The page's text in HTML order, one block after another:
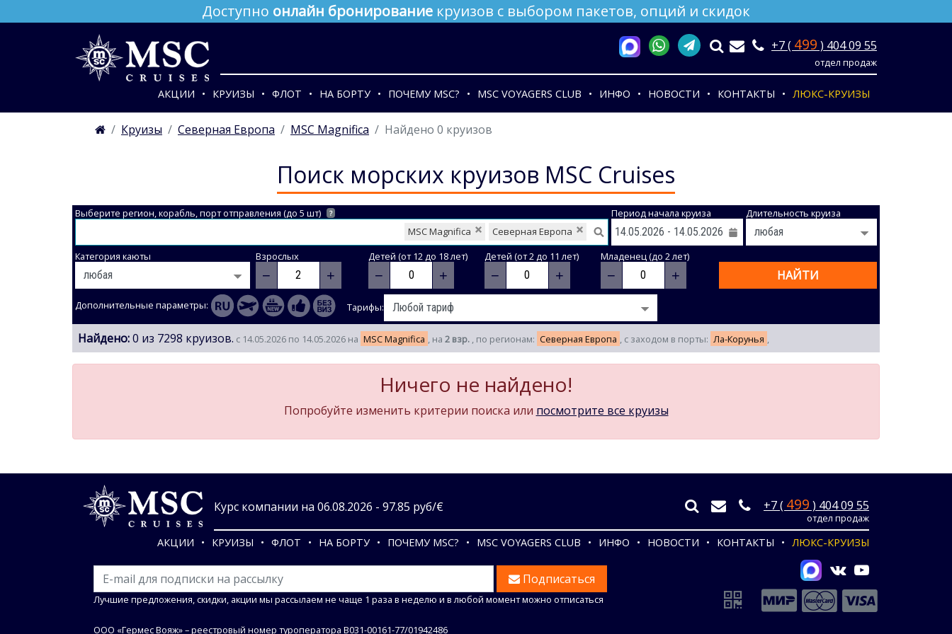
Доступно онлайн бронирование круизов с выбором пакетов, опций и скидок
+7 ( 499 ) 404 09 55
отдел продаж
АКЦИИ КРУИЗЫ ФЛОТ НА БОРТУ ПОЧЕМУ MSC? MSC VOYAGERS CLUB ИНФО НОВОСТИ КОНТАКТЫ ЛЮКС-КРУИЗЫ
Круизы Северная Европа MSC Magnifica Найдено 0 круизов
Поиск морских круизов MSC Cruises
Выберите регион, корабль, порт отправления (до 5 шт) ?
Северная Европа
MSC Magnifica
Период начала круиза Длительность круиза
Категория каюты Взрослых
− +
Детей (от 12 до 18 лет)
− +
Детей (от 2 до 11 лет)
− +
Младенец (до 2 лет)
− + НАЙТИ
Дополнительные параметры: Тарифы:
Найдено:0 из 7298 круизов. с 14.05.2026 по 14.05.2026 на MSC Magnifica , на 2 взр. , по регионам: Северная Европа , с заходом в порты: Ла-Корунья ,
Ничего не найдено!
Попробуйте изменить критерии поиска или посмотрите все круизы
Курс компании на 06.08.2026 - 97.85 руб/€ +7 ( 499 ) 404 09 55
отдел продаж
АКЦИИ КРУИЗЫ ФЛОТ НА БОРТУ ПОЧЕМУ MSC? MSC VOYAGERS CLUB ИНФО НОВОСТИ КОНТАКТЫ ЛЮКС-КРУИЗЫ
Подписаться
Лучшие предложения, скидки, акции мы рассылаем не чаще 1 раза в неделю и в любой момент можно отписаться
ООО «Гермес Вояж» –реестровый номер туроператора В031-00161-77/01942486